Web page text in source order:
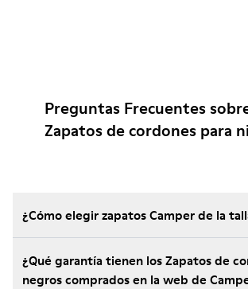
Preguntas Frecuentes
Zapatos de cordones para
¿Cómo elegir zapatos Camper de la
¿Qué garantía tienen los Zapatos de
negros comprados en la web de